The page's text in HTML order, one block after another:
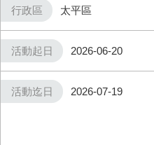
行政區 太平區
活動起日 2026-06-20
活動迄日 2026-07-19